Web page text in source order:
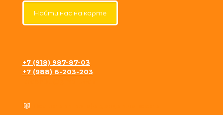
Найти нас на карте
+7 (918) 987-87-03
+7 (988) 6-203-203